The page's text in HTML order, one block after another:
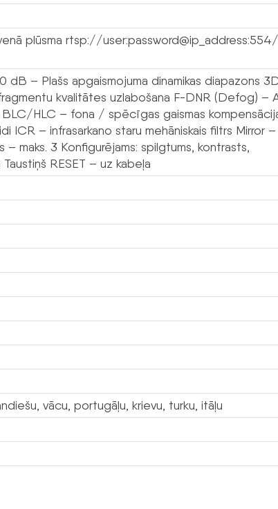
plūsma rtsp://
dB – Plašs apgaismojuma dinamikas diapazons
kvalitātes uzlabošana F-DNR (Defog) –
HLC – fona / spēcīgas gaismas
ICR – infrasarkano staru mehāniskais filtrs Mirror –
maks. 3 Konfigurējams: spilgtums, kontrasts,
RESET – uz kabeļa
vācu, portugāļu, krievu, turku, itāļu